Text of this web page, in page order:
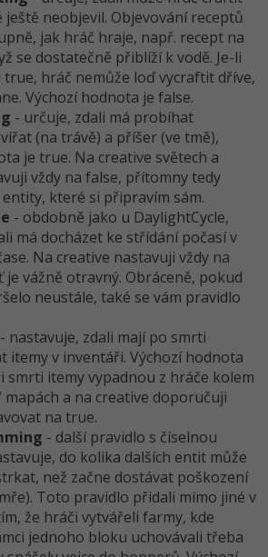
ještě neobjevil. Objevování receptů
jak hráč hraje, např. recept na
se dostatečně přiblíží k vodě. Je-li
true, hráč nemůže loď vycraftit dříve,
Výchozí hodnota je false.
- určuje, zdali má probíhat
(na trávě) a příšer (ve tmě),
je true. Na creative světech a
vždy na false, přítomny tedy
které si připravím sám.
- obdobně jako u DaylightCycle,
má docházet ke střídání počasí v
Na creative nastavuji vždy na
je vážně otravný. Obráceně, pokud
neustále, také se vám pravidlo
nastavuje, zdali mají po smrti
itemy v inventáři. Výchozí hodnota
smrti itemy vypadnou z hráče kolem
mapách a na creative doporučuji
na true.
- další pravidlo s číselnou
do kolika dalších entit může
než začne dostávat poškození
Toto pravidlo přidali mimo jiné v
že hráči vytvářeli farmy, kde
jednoho bloku uchovávali třeba